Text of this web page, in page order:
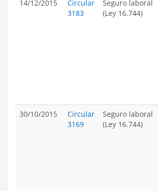
14/12/2015
Circular
3183
Seguro laboral
(Ley 16.744)
30/10/2015
Circular
3169
Seguro laboral
(Ley 16.744)